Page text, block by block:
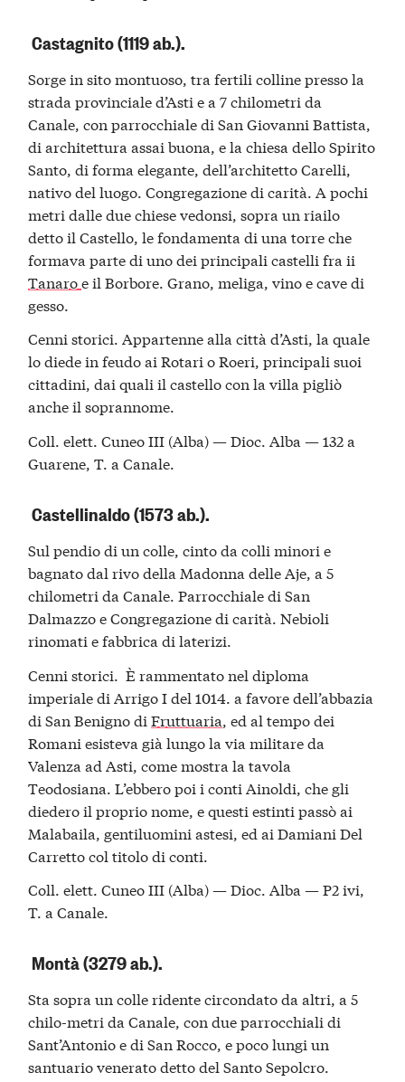
Castagnito (1119 ab.).
Sorge in sito montuoso, tra fertili colline presso la
strada provinciale d’Asti e a 7 chilometri da
Canale, con parrocchiale di San Giovanni Battista,
di architettura assai buona, e la chiesa dello Spirito
Santo, di forma elegante, dell’architetto Carelli,
nativo del luogo. Congregazione di carità. A pochi
metri dalle due chiese vedonsi, sopra un riailo
detto il Castello, le fondamenta di una torre che
formava parte di uno dei principali castelli fra ii
Tanaroe il Borbore. Grano, meliga, vino e cave di
gesso.
Cenni storici. Appartenne alla città d’Asti, la quale
lo diede in feudo ai Rotari o Roeri, principali suoi
cittadini, dai quali il castello con la villa pigliò
anche il soprannome.
Coll. elett. Cuneo III (Alba) — Dioc. Alba — 132 a
Guarene, T. a Canale.
Castellinaldo (1573 ab.).
Sul pendio di un colle, cinto da colli minori e
bagnato dal rivo della Madonna delle Aje, a 5
chilometri da Canale. Parrocchiale di San
Dalmazzo e Congregazione di carità. Nebioli
rinomati e fabbrica di laterizi.
Cenni storici. È rammentato nel diploma
imperiale di Arrigo I del 1014. a favore dell’abbazia
di San Benigno diFruttuaria, ed al tempo dei
Romani esisteva già lungo la via militare da
Valenza ad Asti, come mostra la tavola
Teodosiana. L’ebbero poi i conti Ainoldi, che gli
diedero il proprio nome, e questi estinti passò ai
Malabaila, gentiluomini astesi, ed ai Damiani Del
Carretto col titolo di conti.
Coll. elett. Cuneo III (Alba) — Dioc. Alba — P2 ivi,
T. a Canale.
Montà (3279 ab.).
Sta sopra un colle ridente circondato da altri, a 5
chilo-metri da Canale, con due parrocchiali di
Sant’Antonio e di San Rocco, e poco lungi un
santuario venerato detto del Santo Sepolcro.